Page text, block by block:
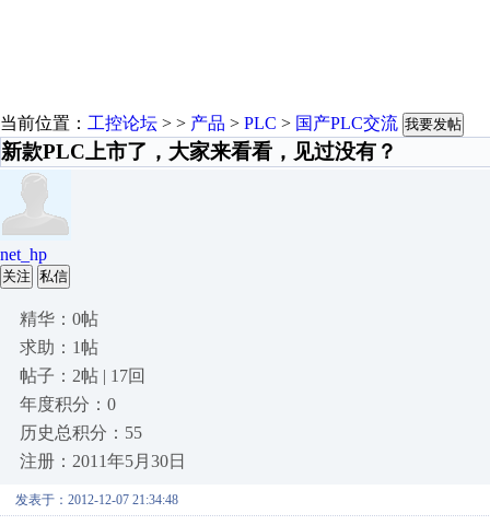
当前位置： 工控论坛 > > 产品 > PLC > 国产PLC交流 我要发帖
新款PLC上市了，大家来看看，见过没有？
net_hp
关注 私信
精华：0帖
求助：1帖
帖子：2帖 | 17回
年度积分：0
历史总积分：55
注册：2011年5月30日
发表于：2012-12-07 21:34:48